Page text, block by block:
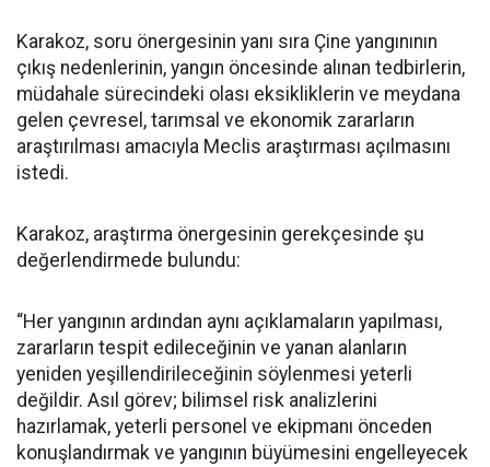
Karakoz, soru önergesinin yanı sıra Çine yangınının
çıkış nedenlerinin, yangın öncesinde alınan tedbirlerin,
müdahale sürecindeki olası eksikliklerin ve meydana
gelen çevresel, tarımsal ve ekonomik zararların
araştırılması amacıyla Meclis araştırması açılmasını
istedi.
Karakoz, araştırma önergesinin gerekçesinde şu
değerlendirmede bulundu:
“Her yangının ardından aynı açıklamaların yapılması,
zararların tespit edileceğinin ve yanan alanların
yeniden yeşillendirileceğinin söylenmesi yeterli
değildir. Asıl görev; bilimsel risk analizlerini
hazırlamak, yeterli personel ve ekipmanı önceden
konuşlandırmak ve yangının büyümesini engelleyecek